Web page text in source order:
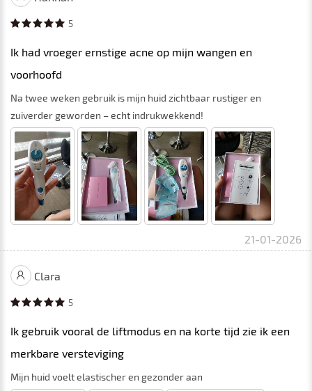
5
Ik had vroeger ernstige acne op mijn wangen en
voorhoofd
Na twee weken gebruik is mijn huid zichtbaar rustiger en
zuiverder geworden – echt indrukwekkend!
21-01-2026
Clara
5
Ik gebruik vooral de liftmodus en na korte tijd zie ik een
merkbare versteviging
Mijn huid voelt elastischer en gezonder aan